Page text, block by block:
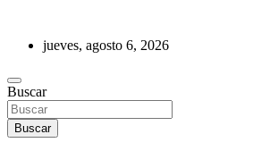
contenidojueves, agosto 6, 2026
REVISTA DE PRENSA
Buscar
Buscar